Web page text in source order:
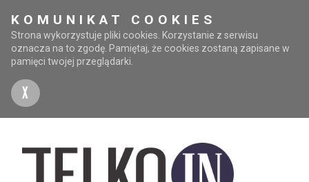
KOMUNIKAT COOKIES
Strona wykorzystuje pliki cookies. Korzystanie z serwisu
oznacza na to zgodę. Pamiętaj, że cookies zostaną zapisane w
pamięci twojej przeglądarki.
X